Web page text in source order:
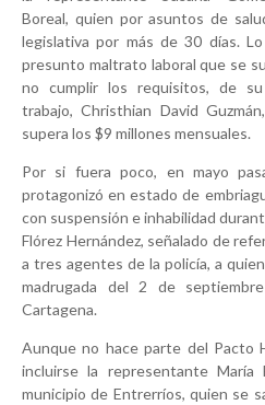
Boreal, quien por asuntos de
legislativa por más de 30 días.
presunto maltrato laboral que se
no cumplir los requisitos, de
trabajo, Christhian David
supera los $9 millones mensuales.
Por si fuera poco, en mayo
protagonizó en estado de
con suspensión e inhabilidad
Flórez Hernández, señalado de
a tres agentes de la policía, a
madrugada del 2 de
Cartagena.
Aunque no hace parte del Pacto
incluirse la representante María
municipio de Entrerríos, quien se